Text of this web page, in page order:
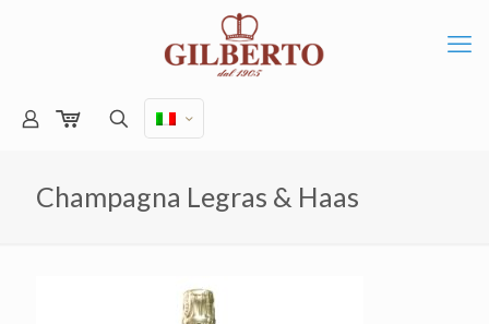
Champagna Legras & Haas